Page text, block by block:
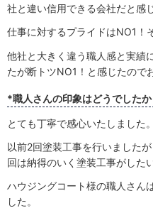
社と違い信用できる会社だと感
仕事に対するプライドはNO1！
他社と大きく違う職人感と実績
たが断トツNO1！と感じたので
*職人さんの印象はどうでしたか
とても丁寧で感心いたしました。
以前2回塗装工事を行いました
回は納得のいく塗装工事がした
ハウジングコート様の職人さん
した。